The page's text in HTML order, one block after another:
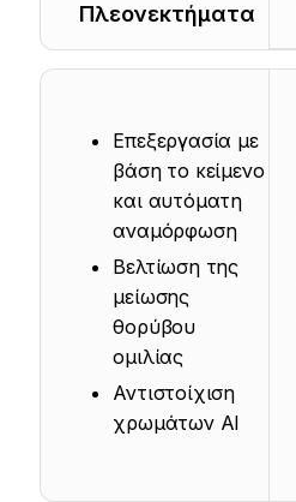
Πλεονεκτήματα
Επεξεργασία με
βάση το κείμενο
και αυτόματη
αναμόρφωση
Βελτίωση της
μείωσης
θορύβου
ομιλίας
Αντιστοίχιση
χρωμάτων AI